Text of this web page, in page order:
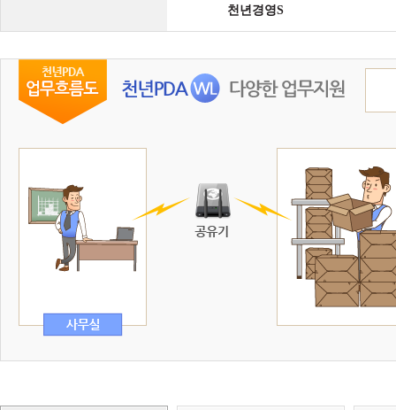
천년경영S